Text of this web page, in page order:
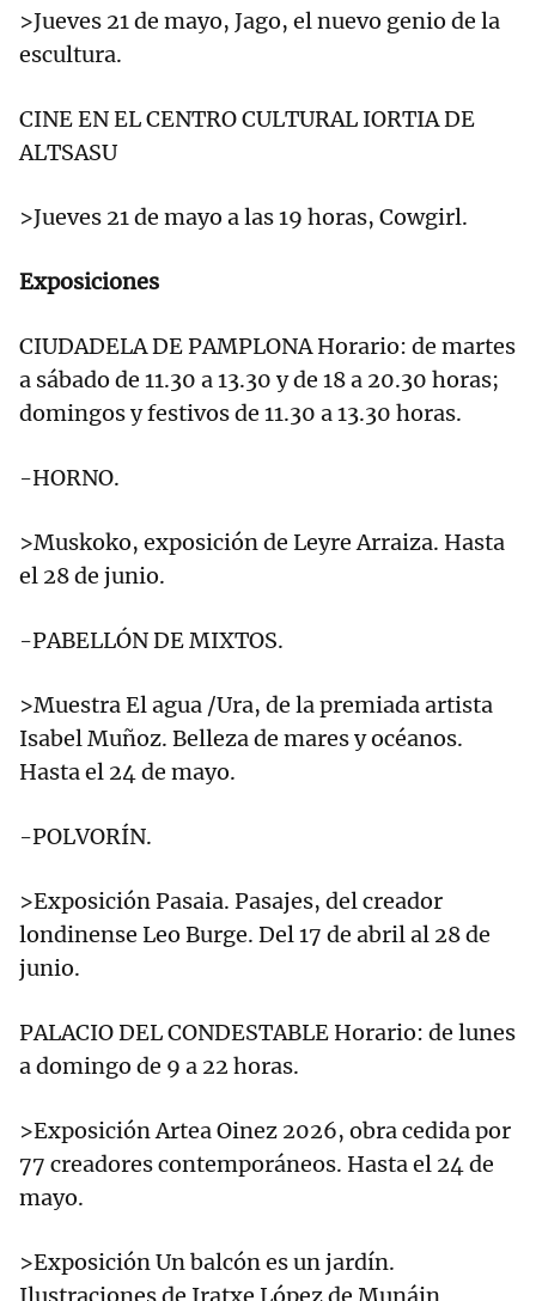
>Jueves 21 de mayo, Jago, el nuevo genio de la
escultura.
CINE EN EL CENTRO CULTURAL IORTIA DE
ALTSASU
>Jueves 21 de mayo a las 19 horas, Cowgirl.
Exposiciones
CIUDADELA DE PAMPLONA Horario: de martes
a sábado de 11.30 a 13.30 y de 18 a 20.30 horas;
domingos y festivos de 11.30 a 13.30 horas.
-HORNO.
>Muskoko, exposición de Leyre Arraiza. Hasta
el 28 de junio.
-PABELLÓN DE MIXTOS.
>Muestra El agua /Ura, de la premiada artista
Isabel Muñoz. Belleza de mares y océanos.
Hasta el 24 de mayo.
-POLVORÍN.
>Exposición Pasaia. Pasajes, del creador
londinense Leo Burge. Del 17 de abril al 28 de
junio.
PALACIO DEL CONDESTABLE Horario: de lunes
a domingo de 9 a 22 horas.
>Exposición Artea Oinez 2026, obra cedida por
77 creadores contemporáneos. Hasta el 24 de
mayo.
>Exposición Un balcón es un jardín.